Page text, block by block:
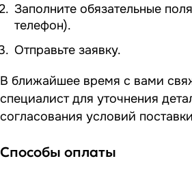
Заполните обязательные
телефон).
Отправьте заявку.
В ближайшее время с вами
специалист для уточнения
согласования условий
Способы оплаты